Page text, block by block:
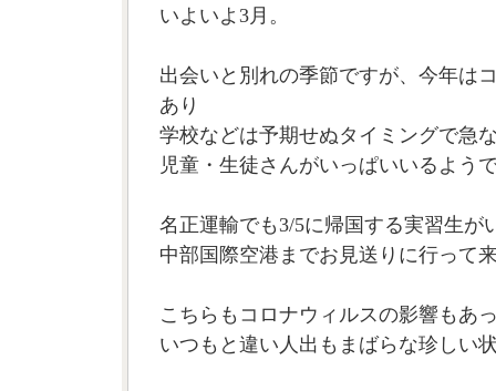
いよいよ3月。
出会いと別れの季節ですが、今年は
あり
学校などは予期せぬタイミングで急
児童・生徒さんがいっぱいいるよう
名正運輸でも3/5に帰国する実習生が
中部国際空港までお見送りに行って
こちらもコロナウィルスの影響もあ
いつもと違い人出もまばらな珍しい